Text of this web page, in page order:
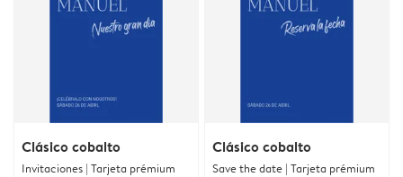
Clásico cobalto
Invitaciones | Tarjeta prémium
Clásico cobalto
Save the date | Tarjeta prémium